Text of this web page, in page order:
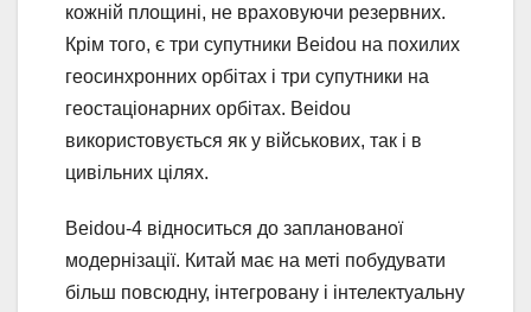
кожній площині, не враховуючи резервних.
Крім того, є три супутники Beidou на похилих
геосинхронних орбітах і три супутники на
геостаціонарних орбітах. Beidou
використовується як у військових, так і в
цивільних цілях.
Beidou-4 відноситься до запланованої
модернізації. Китай має на меті побудувати
більш повсюдну, інтегровану і інтелектуальну